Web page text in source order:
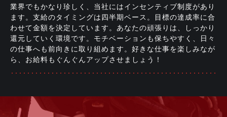
業界でもかなり珍しく、当社にはインセンティブ制度があり
ます。支給のタイミングは四半期ベース。目標の達成率に合
わせて金額を決定しています。あなたの頑張りは、しっかり
還元していく環境です。モチベーションも保ちやすく、日々
の仕事へも前向きに取り組めます。好きな仕事を楽しみなが
ら、お給料もぐんぐんアップさせましょう！